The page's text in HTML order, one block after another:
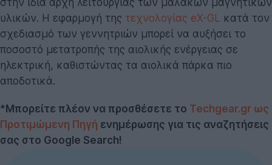
υλικών. Η εφαρμογή της τεχνολογίας eX-GL κατά τον
σχεδιασμό των γεννητριών μπορεί να αυξήσει το
ποσοστό μετατροπής της αιολικής ενέργειας σε
ηλεκτρική, καθιστώντας τα αιολικά πάρκα πιο
αποδοτικά.
*Μπορείτε πλέον να προσθέσετε το Techgear.gr ως
Προτιμώμενη Πηγή ενημέρωσης για τις αναζητήσεις
σας στο Google Search!